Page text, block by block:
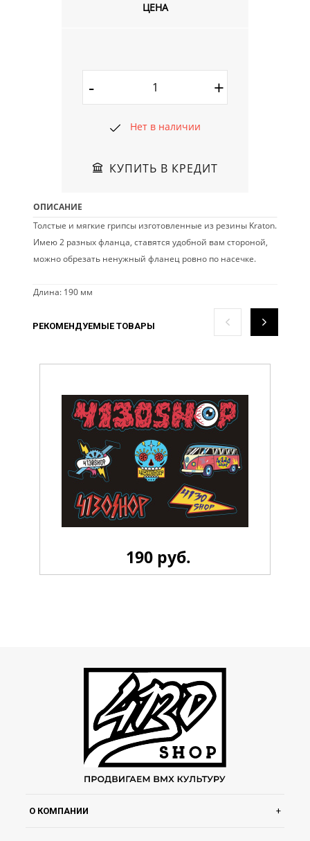
ЦЕНА
- +
Нет в наличии
КУПИТЬ В КРЕДИТ
ОПИСАНИЕ
Толстые и мягкие грипсы изготовленные из резины Kraton.
Имею 2 разных фланца, ставятся удобной вам стороной,
можно обрезать ненужный фланец ровно по насечке.
Длина: 190 мм
РЕКОМЕНДУЕМЫЕ ТОВАРЫ
Стикерпак 4130 LiL
190 руб.
О КОМПАНИИ